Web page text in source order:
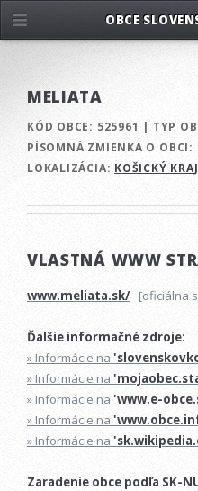
MELIATA
KÓD OBCE: 525961 | TYP
PÍSOMNÁ ZMIENKA O OBCI:
LOKALIZÁCIA: KOŠICKÝ KRAJ
VLASTNÁ WWW
www.meliata.sk/ [oficiálna
Ďalšie informačné zdroje:
» Informácie na
» Informácie na
» Informácie na 'www.e-
» Informácie na
» Informácie na
Zaradenie obce podľa SK-
OBCE